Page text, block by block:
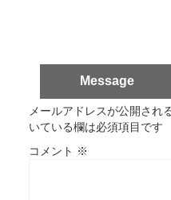
Message
メールアドレスが公開され
いている欄は必須項目です
コメント ※